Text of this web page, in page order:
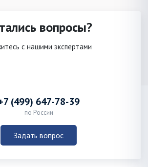
вопросы?
с нашими экспертами
(499) 647-78-39
по России
Задать вопрос